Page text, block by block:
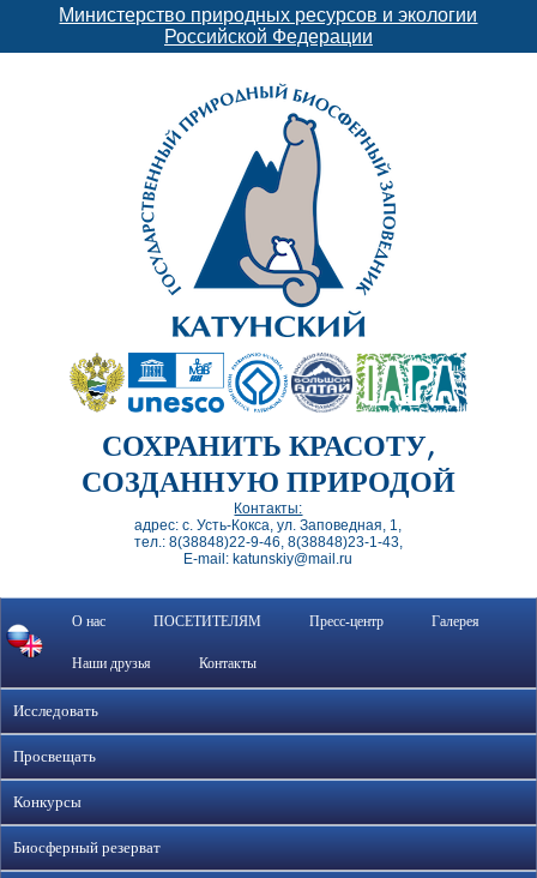
Министерство природных ресурсов и экологии
Российской Федерации
СОХРАНИТЬ КРАСОТУ,
СОЗДАННУЮ ПРИРОДОЙ
Контакты:
адрес: с. Усть-Кокса, ул. Заповедная, 1,
тел.: 8(38848)22-9-46, 8(38848)23-1-43,
E-mail: katunskiy@mail.ru
О нас ПОСЕТИТЕЛЯМ Пресс-центр Галерея
Наши друзья Контакты
Исследовать
Просвещать
Конкурсы
Биосферный резерват